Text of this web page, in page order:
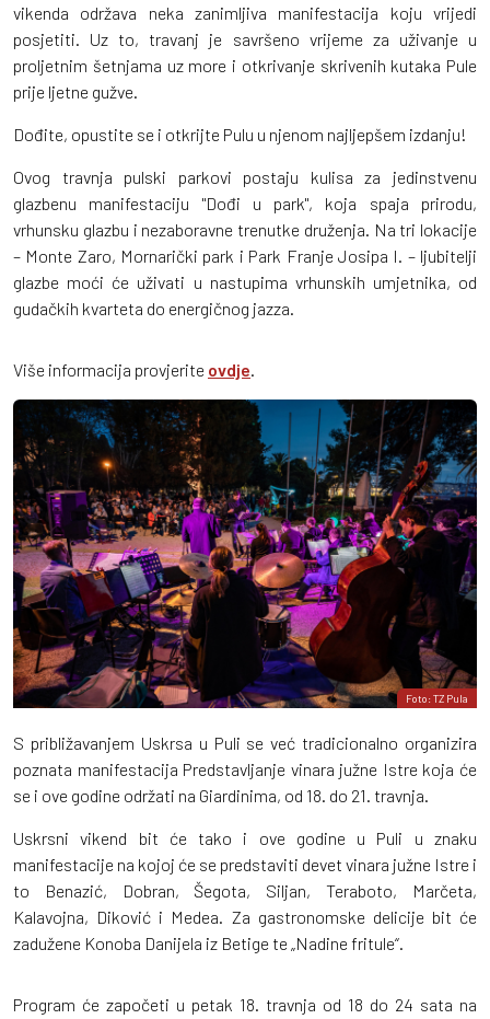
vikenda održava neka zanimljiva manifestacija koju vrijedi
posjetiti. Uz to, travanj je savršeno vrijeme za uživanje u
proljetnim šetnjama uz more i otkrivanje skrivenih kutaka Pule
prije ljetne gužve.
Dođite, opustite se i otkrijte Pulu u njenom najljepšem izdanju!
Ovog travnja pulski parkovi postaju kulisa za jedinstvenu
glazbenu manifestaciju "Dođi u park", koja spaja prirodu,
vrhunsku glazbu i nezaboravne trenutke druženja. Na tri lokacije
– Monte Zaro, Mornarički park i Park Franje Josipa I. – ljubitelji
glazbe moći će uživati u nastupima vrhunskih umjetnika, od
gudačkih kvarteta do energičnog jazza.
Više informacija provjerite ovdje.
Foto: TZ Pula
S približavanjem Uskrsa u Puli se već tradicionalno organizira
poznata manifestacija Predstavljanje vinara južne Istre koja će
se i ove godine održati na Giardinima, od 18. do 21. travnja.
Uskrsni vikend bit će tako i ove godine u Puli u znaku
manifestacije na kojoj će se predstaviti devet vinara južne Istre i
to Benazić, Dobran, Šegota, Siljan, Teraboto, Marčeta,
Kalavojna, Diković i Medea. Za gastronomske delicije bit će
zadužene Konoba Danijela iz Betige te „Nadine fritule“.
Program će započeti u petak 18. travnja od 18 do 24 sata na